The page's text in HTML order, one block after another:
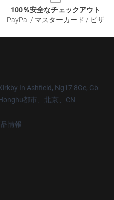
100％安全なチェックアウト
PayPal / マスターカード / ビザ
In Ashfield, Ng17 8Ge, Gb
都市、北京、CN
情報